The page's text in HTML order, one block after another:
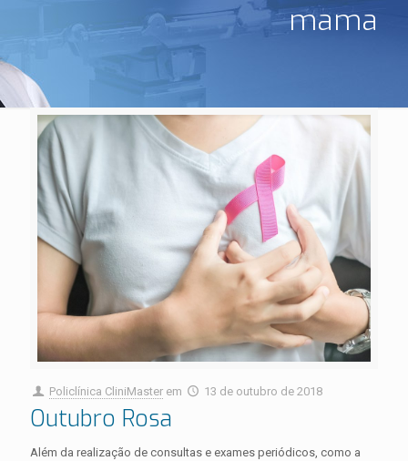
mama
Policlínica CliniMaster em 13 de outubro de 2018
Outubro Rosa
Além da realização de consultas e exames periódicos, como a